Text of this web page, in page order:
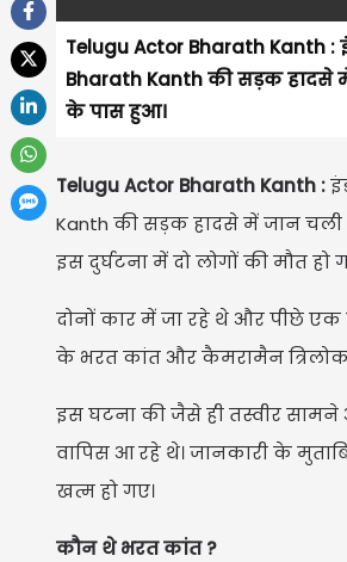
Telugu Actor Bharath Kanth :
Bharath Kanth की सड़क हादसे में
के पास हुआ।
Telugu Actor Bharath Kanth :
Kanth की सड़क हादसे में जान चली
इस दुर्घटना में दो लोगों की मौत
दोनों कार में जा रहे थे और पीछे
के भरत कांत और कैमरामैन त्रिलोक
इस घटना की जैसे ही तस्वीर सामने
वापिस आ रहे थे। जानकारी के
खत्म हो गए।
कौन थे भरत कांत ?